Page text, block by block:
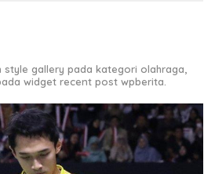
gallery pada kategori olahraga,
widget recent post wpberita.